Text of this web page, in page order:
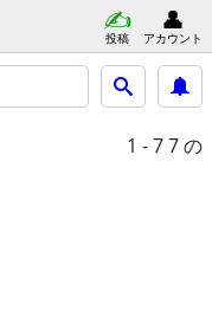
投稿 アカウント
1 - 77 の